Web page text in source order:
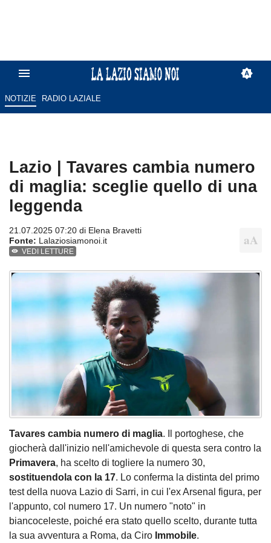
NOTIZIE RADIO LAZIALE
Lazio | Tavares cambia numero
di maglia: sceglie quello di una
leggenda
21.07.2025 07:20 di Elena Bravetti
Fonte: Lalaziosiamonoi.it
VEDI LETTURE
Tavares cambia numero di maglia. Il portoghese, che
giocherà dall'inizio nell'amichevole di questa sera contro la
Primavera, ha scelto di togliere la numero 30,
sostituendola con la 17. Lo conferma la distinta del primo
test della nuova Lazio di Sarri, in cui l'ex Arsenal figura, per
l'appunto, col numero 17. Un numero "noto" in
biancoceleste, poiché era stato quello scelto, durante tutta
la sua avventura a Roma, da Ciro Immobile.